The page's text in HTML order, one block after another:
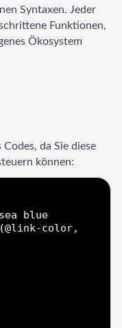
Syntaxen. Jeder
Funktionen,
Ökosystem
da Sie diese
können:
blue
color,